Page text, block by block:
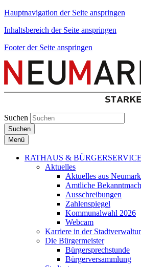
Hauptnavigation der Seite anspringen
Inhaltsbereich der Seite anspringen
Footer der Seite anspringen
Suchen
Suchen
Menü
RATHAUS & BÜRGERSERVICE
Aktuelles
Aktuelles aus
Amtliche
Ausschreibungen
Zahlenspiegel
Kommunalwahl 2026
Webcam
Karriere in der
Die Bürgermeister
Bürgersprechstunde
Bürgerversammlung